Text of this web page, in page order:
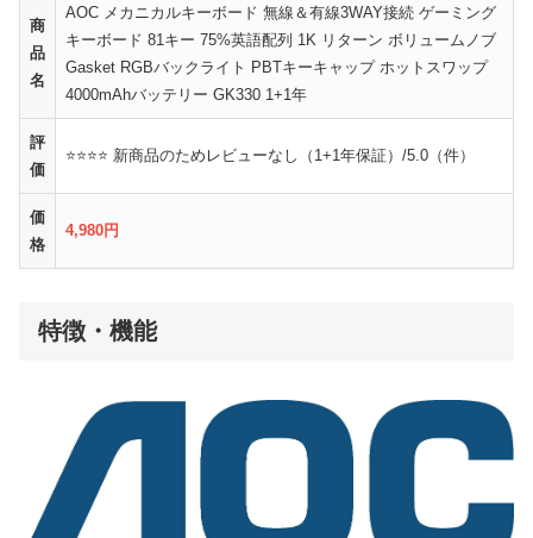
商
品
名
AOC メカニカルキーボード 無線＆有線3WAY接続 ゲーミング
キーボード 81キー 75%英語配列 1K リターン ボリュームノブ
Gasket RGBバックライト PBTキーキャップ ホットスワップ
4000mAhバッテリー GK330 1+1年
評
価
⭐⭐⭐⭐ 新商品のためレビューなし（1+1年保証）/5.0（件）
価
格
4,980円
特徴・機能